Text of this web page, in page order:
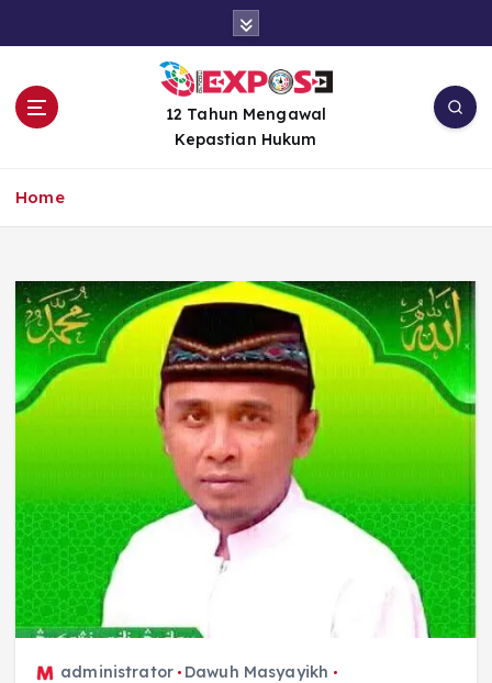
12 Tahun Mengawal
Kepastian Hukum
Home
administrator
Dawuh Masyayikh